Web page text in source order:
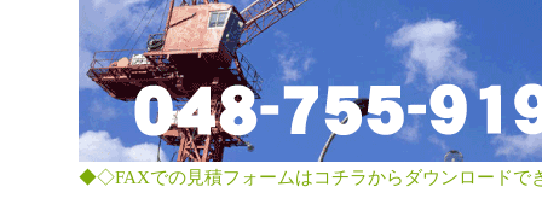
◆◇FAXでの見積フォームはコチラからダウンロード